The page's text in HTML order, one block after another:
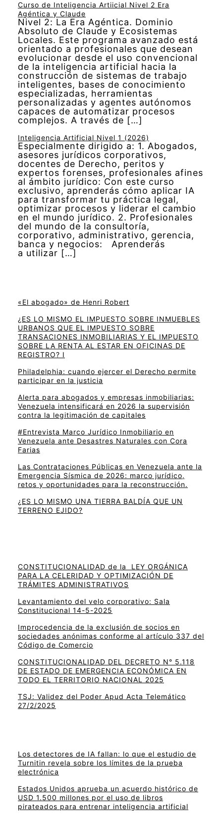
Curso de Inteligencia Artiicial Nivel 2 Era
Agéntica y Claude
Nivel 2: La Era Agéntica. Dominio
Absoluto de Claude y Ecosistemas
Locales. Este programa avanzado está
orientado a profesionales que desean
evolucionar desde el uso convencional
de la inteligencia artificial hacia la
construcción de sistemas de trabajo
inteligentes, bases de conocimiento
especializadas, herramientas
personalizadas y agentes autónomos
capaces de automatizar procesos
complejos. A través de […]
Inteligencia Artificial Nivel 1 (2026)
Especialmente dirigido a: 1. Abogados,
asesores jurídicos corporativos,
docentes de Derecho, peritos y
expertos forenses, profesionales afines
al ámbito jurídico: Con este curso
exclusivo, aprenderás cómo aplicar IA
para transformar tu práctica legal,
optimizar procesos y liderar el cambio
en el mundo jurídico. 2. Profesionales
del mundo de la consultoría,
corporativo, administrativo, gerencia,
banca y negocios: Aprenderás
a utilizar […]
«El abogado» de Henri Robert
¿ES LO MISMO EL IMPUESTO SOBRE INMUEBLES
URBANOS QUE EL IMPUESTO SOBRE
TRANSACIONES INMOBILIARIAS Y EL IMPUESTO
SOBRE LA RENTA AL ESTAR EN OFICINAS DE
REGISTRO? I
Philadelphia: cuando ejercer el Derecho permite
participar en la justicia
Alerta para abogados y empresas inmobiliarias:
Venezuela intensificará en 2026 la supervisión
contra la legitimación de capitales
#Entrevista Marco Jurídico Inmobiliario en
Venezuela ante Desastres Naturales con Cora
Farias
Las Contrataciones Públicas en Venezuela ante la
Emergencia Sísmica de 2026: marco jurídico,
retos y oportunidades para la reconstrucción.
¿ES LO MISMO UNA TIERRA BALDÍA QUE UN
TERRENO EJIDO?
CONSTITUCIONALIDAD de la LEY ORGÁNICA
PARA LA CELERIDAD Y OPTIMIZACIÓN DE
TRÁMITES ADMINISTRATIVOS
Levantamiento del velo corporativo: Sala
Constitucional 14-5-2025
Improcedencia de la exclusión de socios en
sociedades anónimas conforme al artículo 337 del
Código de Comercio
CONSTITUCIONALIDAD DEL DECRETO N° 5.118
DE ESTADO DE EMERGENCIA ECONÓMICA EN
TODO EL TERRITORIO NACIONAL 2025
TSJ: Validez del Poder Apud Acta Telemático
27/2/2025
Los detectores de IA fallan: lo que el estudio de
Turnitin revela sobre los límites de la prueba
electrónica
Estados Unidos aprueba un acuerdo histórico de
USD 1.500 millones por el uso de libros
pirateados para entrenar inteligencia artificial